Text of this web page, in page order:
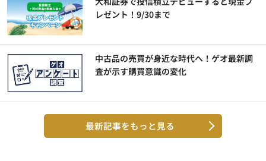
レゼント！9/30まで
中古品の売買が身近な時代へ！ゲオ最新調
査が示す購買意識の変化
最新記事をもっと見る